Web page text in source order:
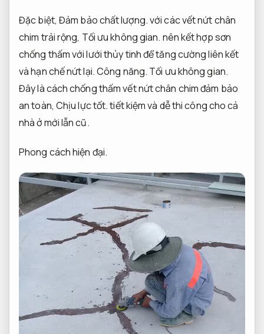
Đặc biệt, Đảm bảo chất lượng.với các vết nứt chân
chim trải rộng, Tối ưu không gian. nên kết hợp sơn
chống thấm với lưới thủy tinh để tăng cường liên kết
và hạn chế nứt lại.Công năng. Tối ưu không gian.
Đây là cách chống thấm vết nứt chân chim đảm bảo
an toàn, Chịu lực tốt.tiết kiệm và dễ thi công cho cả
nhà ở mới lẫn cũ.
Phong cách hiện đại.